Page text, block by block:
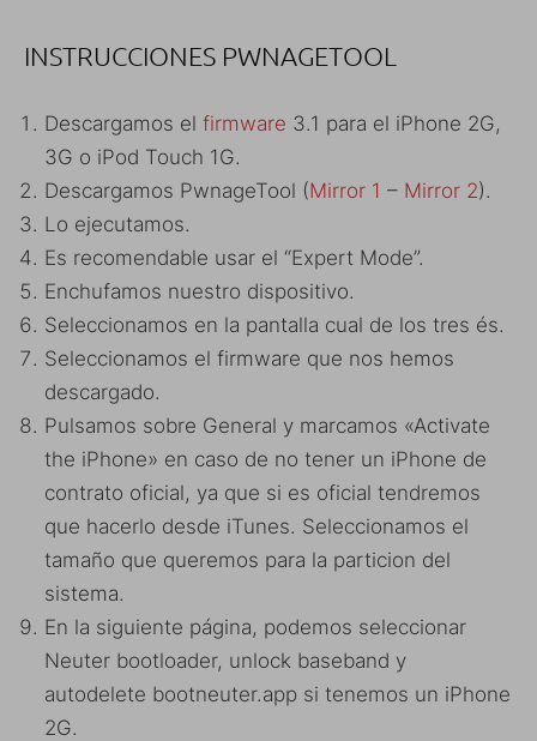
INSTRUCCIONES PWNAGETOOL
Descargamos el firmware 3.1 para el iPhone 2G,
3G o iPod Touch 1G.
Descargamos PwnageTool (Mirror 1 – Mirror 2).
Lo ejecutamos.
Es recomendable usar el “Expert Mode”.
Enchufamos nuestro dispositivo.
Seleccionamos en la pantalla cual de los tres és.
Seleccionamos el firmware que nos hemos
descargado.
Pulsamos sobre General y marcamos «Activate
the iPhone» en caso de no tener un iPhone de
contrato oficial, ya que si es oficial tendremos
que hacerlo desde iTunes. Seleccionamos el
tamaño que queremos para la particion del
sistema.
En la siguiente página, podemos seleccionar
Neuter bootloader, unlock baseband y
autodelete bootneuter.app si tenemos un iPhone
2G.